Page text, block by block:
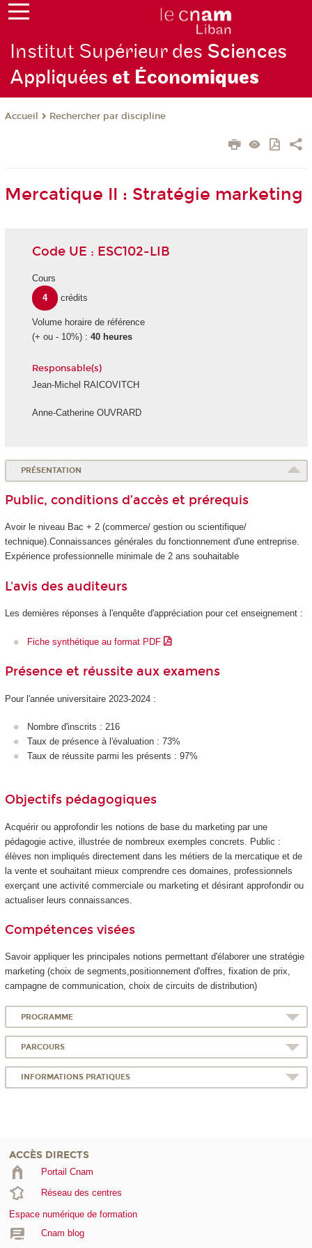
Institut Supérieur des Sciences
Appliquéeset Économiques
Accueil Rechercher par discipline
Mercatique II : Stratégie marketing
Code UE : ESC102-LIB
Cours
4
crédits
Volume horaire de référence
(+ ou - 10%) : 40 heures
Responsable(s)
Jean-Michel RAICOVITCH
Anne-Catherine OUVRARD
PRÉSENTATION
Public, conditions d’accès et prérequis
Avoir le niveau Bac + 2 (commerce/ gestion ou scientifique/
technique).Connaissances générales du fonctionnement d'une entreprise.
Expérience professionnelle minimale de 2 ans souhaitable
L'avis des auditeurs
Les dernières réponses à l'enquête d'appréciation pour cet enseignement :
Fiche synthétique au format PDF
Présence et réussite aux examens
Pour l'année universitaire 2023-2024 :
Nombre d'inscrits : 216
Taux de présence à l'évaluation : 73%
Taux de réussite parmi les présents : 97%
Objectifs pédagogiques
Acquérir ou approfondir les notions de base du marketing par une
pédagogie active, illustrée de nombreux exemples concrets. Public :
élèves non impliqués directement dans les métiers de la mercatique et de
la vente et souhaitant mieux comprendre ces domaines, professionnels
exerçant une activité commerciale ou marketing et désirant approfondir ou
actualiser leurs connaissances.
Compétences visées
Savoir appliquer les principales notions permettant d'élaborer une stratégie
marketing (choix de segments,positionnement d'offres, fixation de prix,
campagne de communication, choix de circuits de distribution)
PROGRAMME
PARCOURS
INFORMATIONS PRATIQUES
ACCÈS DIRECTS
Portail Cnam
Réseau des centres
Espace numérique de formation
Cnam blog